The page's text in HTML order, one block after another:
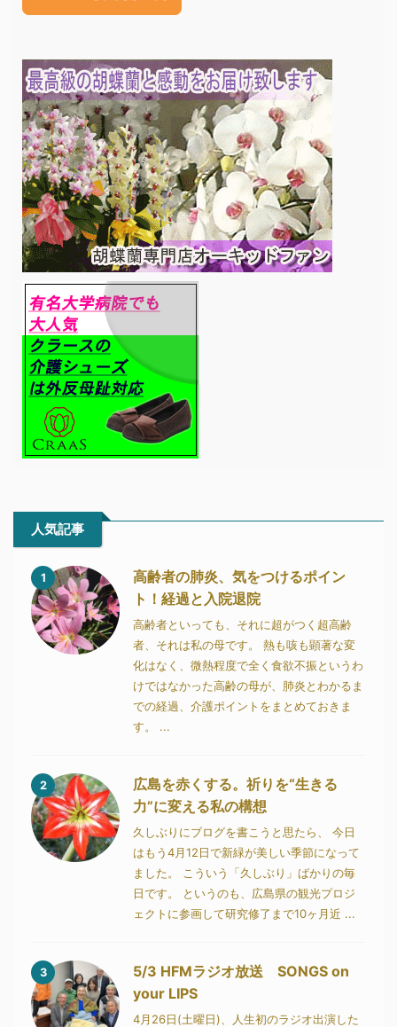
人気記事
1
高齢者の肺炎、気をつけるポイン
ト！経過と入院退院
高齢者といっても、それに超がつく超高齢
者、それは私の母です。 熱も咳も顕著な変
化はなく、微熱程度で全く食欲不振というわ
けではなかった高齢の母が、肺炎とわかるま
での経過、介護ポイントをまとめておきま
す。 ...
2
広島を赤くする。祈りを“生きる
力”に変える私の構想
久しぶりにブログを書こうと思たら、 今日
はもう4月12日で新緑が美しい季節になって
ました。 こういう「久しぶり」ばかりの毎
日です。 というのも、広島県の観光プロジ
ェクトに参画して研究修了まで10ヶ月近 ...
3
5/3 HFMラジオ放送 SONGS on
your LIPS
4月26日(土曜日)、人生初のラジオ出演した